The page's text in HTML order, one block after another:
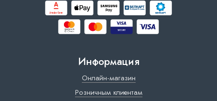
Информация
Онлайн-магазин
Розничным клиентам